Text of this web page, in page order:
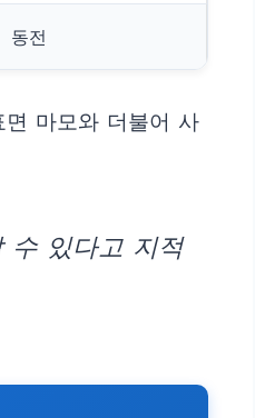
동전
마모와 더불어 사
수 있다고 지적